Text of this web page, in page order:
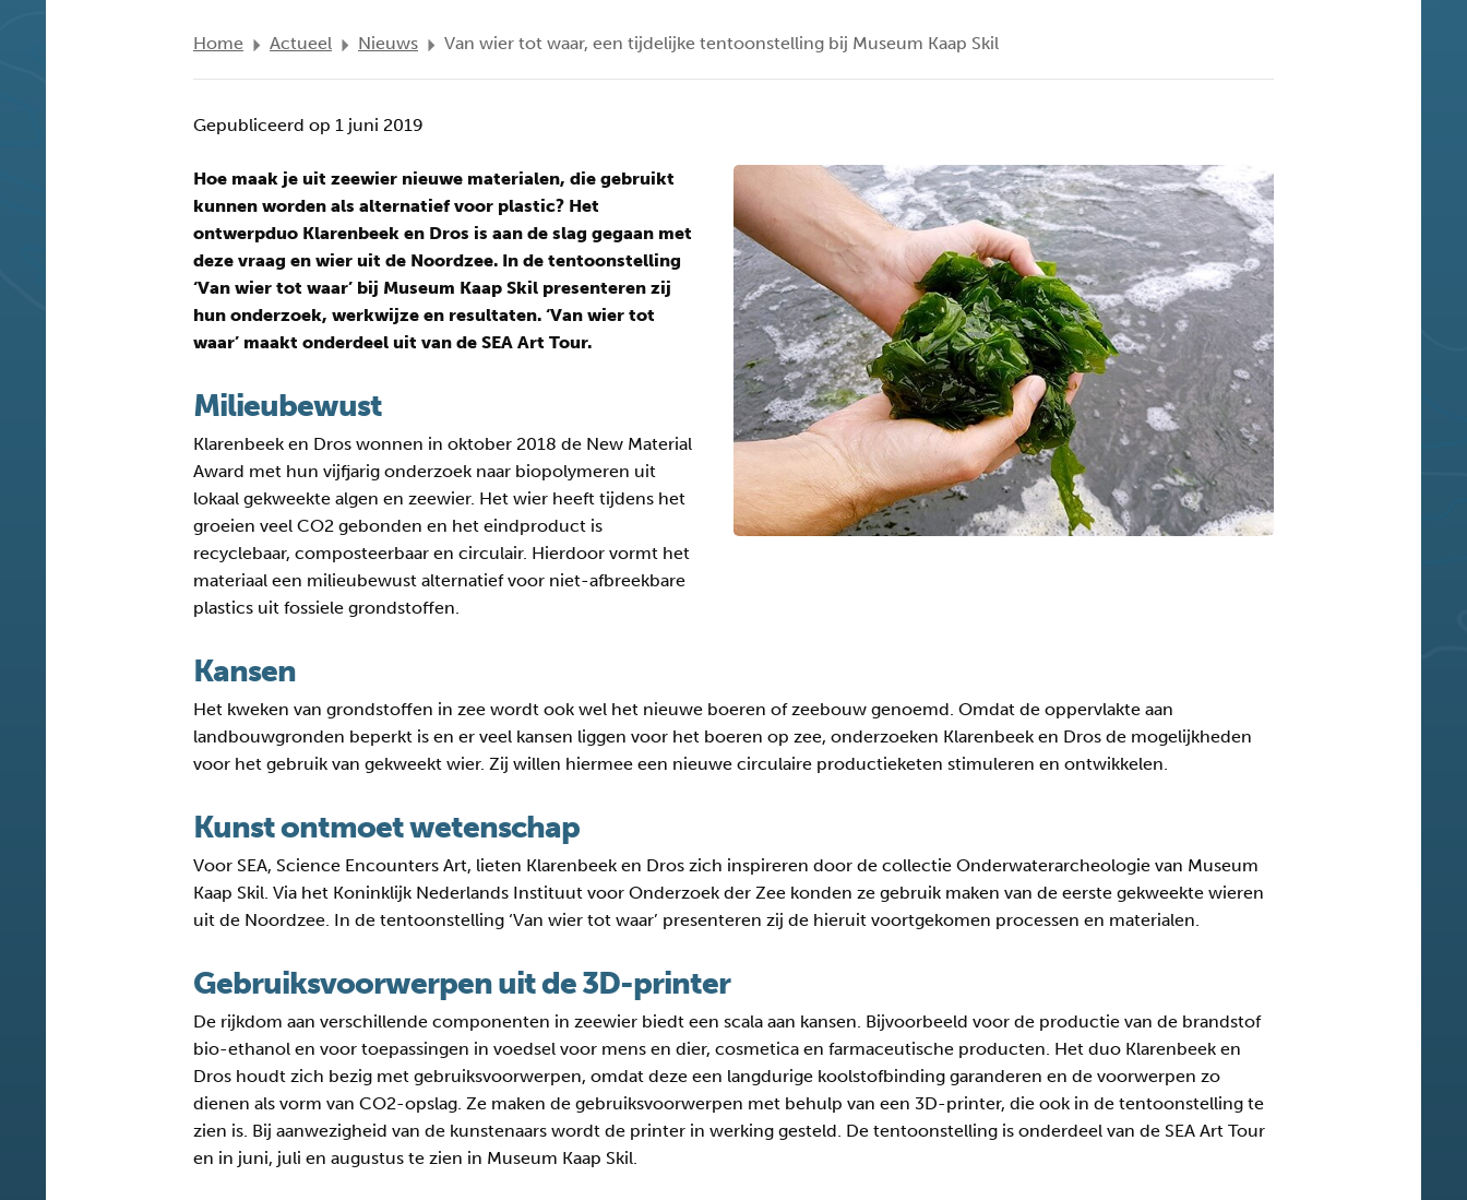
Home Actueel Nieuws Van wier tot waar, een tijdelijke tentoonstelling bij Museum Kaap Skil
Gepubliceerd op 1 juni 2019
Hoe maak je uit zeewier nieuwe materialen, die gebruikt
kunnen worden als alternatief voor plastic? Het
ontwerpduo Klarenbeek en Dros is aan de slag gegaan met
deze vraag en wier uit de Noordzee. In de tentoonstelling
‘Van wier tot waar’ bij Museum Kaap Skil presenteren zij
hun onderzoek, werkwijze en resultaten. ‘Van wier tot
waar’ maakt onderdeel uit van de SEA Art Tour.
Milieubewust
Klarenbeek en Dros wonnen in oktober 2018 de New Material
Award met hun vijfjarig onderzoek naar biopolymeren uit
lokaal gekweekte algen en zeewier. Het wier heeft tijdens het
groeien veel CO2 gebonden en het eindproduct is
recyclebaar, composteerbaar en circulair. Hierdoor vormt het
materiaal een milieubewust alternatief voor niet-afbreekbare
plastics uit fossiele grondstoffen.
Kansen
Het kweken van grondstoffen in zee wordt ook wel het nieuwe boeren of zeebouw genoemd. Omdat de oppervlakte aan
landbouwgronden beperkt is en er veel kansen liggen voor het boeren op zee, onderzoeken Klarenbeek en Dros de mogelijkheden
voor het gebruik van gekweekt wier. Zij willen hiermee een nieuwe circulaire productieketen stimuleren en ontwikkelen.
Kunst ontmoet wetenschap
Voor SEA, Science Encounters Art, lieten Klarenbeek en Dros zich inspireren door de collectie Onderwaterarcheologie van Museum
Kaap Skil. Via het Koninklijk Nederlands Instituut voor Onderzoek der Zee konden ze gebruik maken van de eerste gekweekte wieren
uit de Noordzee. In de tentoonstelling ‘Van wier tot waar’ presenteren zij de hieruit voortgekomen processen en materialen.
Gebruiksvoorwerpen uit de 3D-printer
De rijkdom aan verschillende componenten in zeewier biedt een scala aan kansen. Bijvoorbeeld voor de productie van de brandstof
bio-ethanol en voor toepassingen in voedsel voor mens en dier, cosmetica en farmaceutische producten. Het duo Klarenbeek en
Dros houdt zich bezig met gebruiksvoorwerpen, omdat deze een langdurige koolstofbinding garanderen en de voorwerpen zo
dienen als vorm van CO2-opslag. Ze maken de gebruiksvoorwerpen met behulp van een 3D-printer, die ook in de tentoonstelling te
zien is. Bij aanwezigheid van de kunstenaars wordt de printer in werking gesteld. De tentoonstelling is onderdeel van de SEA Art Tour
en in juni, juli en augustus te zien in Museum Kaap Skil.